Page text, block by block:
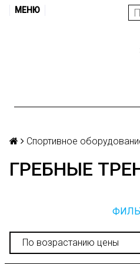
МЕНЮ
Спортивное
ГРЕБНЫЕ